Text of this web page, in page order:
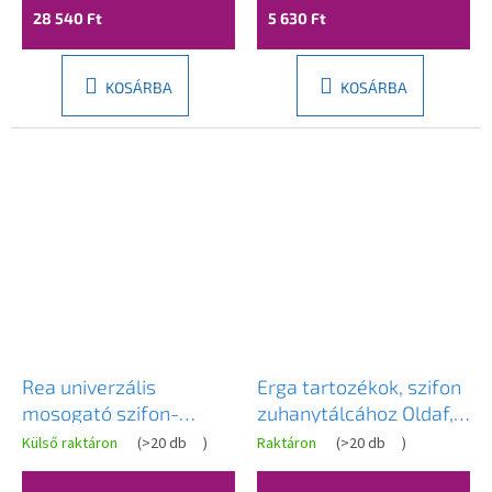
28 540 Ft
KOSÁRBA
5 630 Ft
KOSÁRBA
Rea univerzális
mosogató szifon-
poliszifon + univerzális
mosogató lefolyó,
Külső raktáron (>20 db )
Erga tartozékok, szifon
zuhanytálcához Oldaf,
Almac, átmérő 90mm,
ERG-GMA-SB-WG
Raktáron (>20 db )